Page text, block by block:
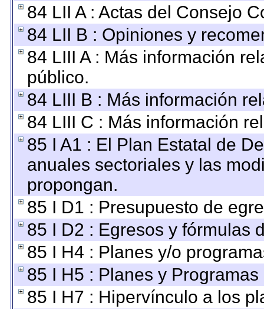
84 LII A : Actas del Consejo
84 LII B : Opiniones y
84 LIII A : Más información
público.
84 LIII B : Más información
84 LIII C : Más información
85 I A1 : El Plan Estatal de
anuales sectoriales y las
propongan.
85 I D1 : Presupuesto de
85 I D2 : Egresos y fórmulas
85 I H4 : Planes y/o
85 I H5 : Planes y
85 I H7 : Hipervínculo a los